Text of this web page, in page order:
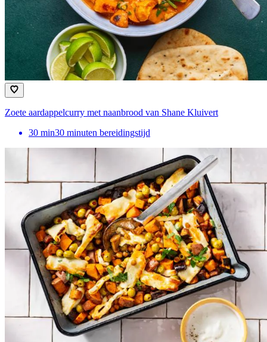
Zoete aardappelcurry met naanbrood van Shane Kluivert
30 min30 minuten bereidingstijd